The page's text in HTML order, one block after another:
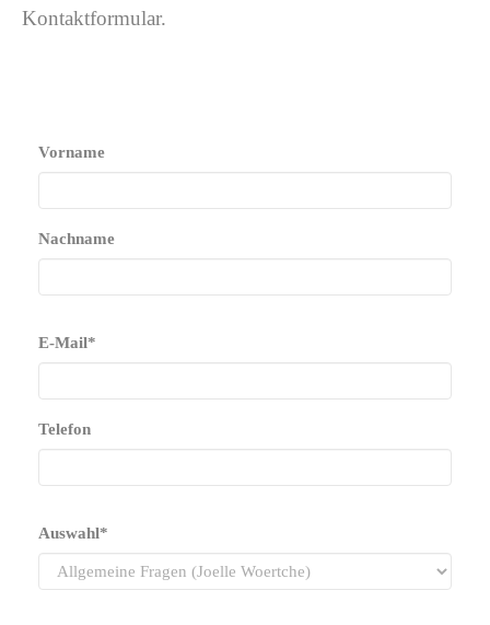
Kontaktformular.
Vorname
Nachname
E-Mail*
Telefon
Auswahl*